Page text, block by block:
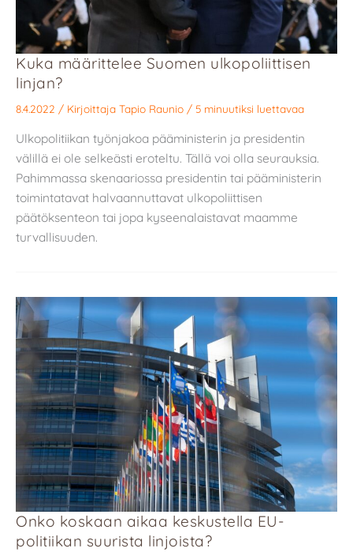
Kuka määrittelee Suomen ulkopoliittisen
linjan?
8.4.2022 / Kirjoittaja Tapio Raunio / 5 minuutiksi luettavaa
Ulkopolitiikan työnjakoa pääministerin ja presidentin
välillä ei ole selkeästi eroteltu. Tällä voi olla seurauksia.
Pahimmassa skenaariossa presidentin tai pääministerin
toimintatavat halvaannuttavat ulkopoliittisen
päätöksenteon tai jopa kyseenalaistavat maamme
turvallisuuden.
Onko koskaan aikaa keskustella EU-
politiikan suurista linjoista?